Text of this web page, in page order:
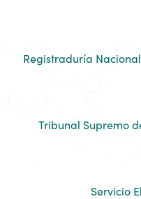
Registraduría
Tribunal Supremo
Servicio